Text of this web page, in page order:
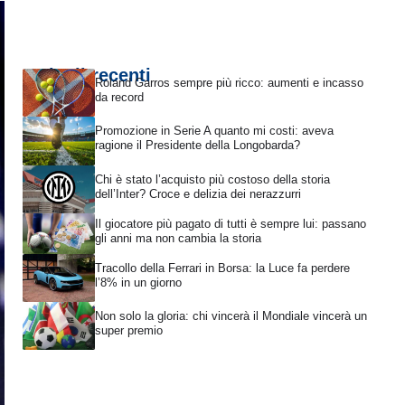
Articoli recentiRoland Garros sempre più ricco: aumenti e incasso
da record
Promozione in Serie A quanto mi costi: aveva
ragione il Presidente della Longobarda?
Chi è stato l’acquisto più costoso della storia
dell’Inter? Croce e delizia dei nerazzurri
Il giocatore più pagato di tutti è sempre lui: passano
gli anni ma non cambia la storia
Tracollo della Ferrari in Borsa: la Luce fa perdere
l’8% in un giorno
Non solo la gloria: chi vincerà il Mondiale vincerà un
super premio